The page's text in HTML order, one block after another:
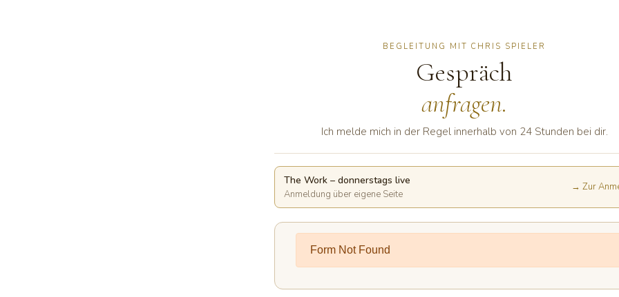
BEGLEITUNG MIT CHRIS SPIELER
Gespräch
anfragen.
Ich melde mich in der Regel innerhalb von 24 Stunden bei dir.
The Work – donnerstags live
Anmeldung über eigene Seite
→ Zur